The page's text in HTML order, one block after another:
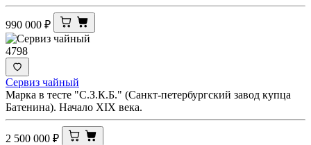
990 000 ₽
4798
Сервиз чайный
Марка в тесте "С.З.К.Б." (Санкт-петербургский завод купца
Батенина). Начало XIX века.
2 500 000 ₽